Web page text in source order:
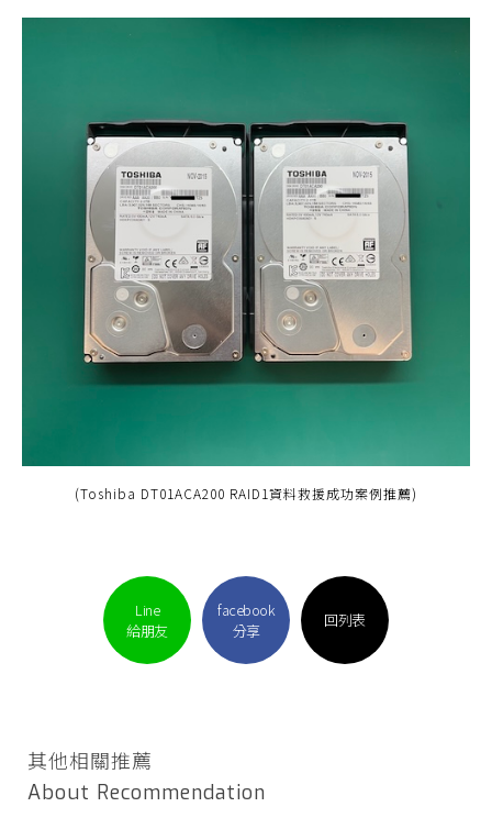
(Toshiba DT01ACA200 RAID1資料救援成功案例推薦)
Line
給朋友
facebook
分享
回列表
其他相關推薦
About Recommendation